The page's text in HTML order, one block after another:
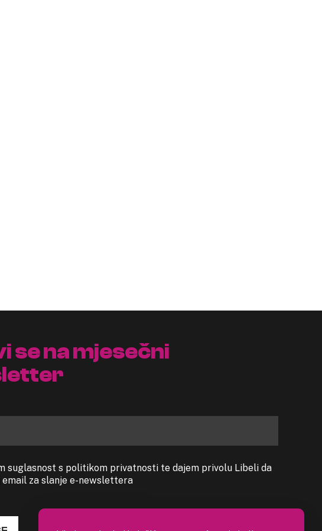
se na mjesečni
suglasnost s politikom privatnosti te dajem privolu Libeli da
za slanje e-newslettera